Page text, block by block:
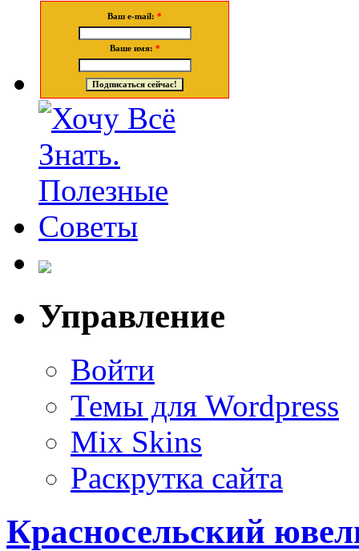
Ваш e-mail: *
Ваше имя: *
Управление
Войти
Темы для Wordpress
Mix Skins
Раскрутка сайта
Красносельский